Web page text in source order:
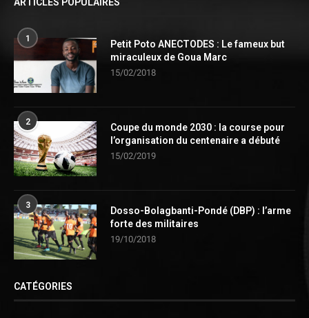
1
Petit Poto ANECTODES : Le fameux but
miraculeux de Goua Marc
15/02/2018
2
Coupe du monde 2030 : la course pour
l’organisation du centenaire a débuté
15/02/2019
3
Dosso-Bolagbanti-Pondé (DBP) : l’arme
forte des militaires
19/10/2018
CATÉGORIES